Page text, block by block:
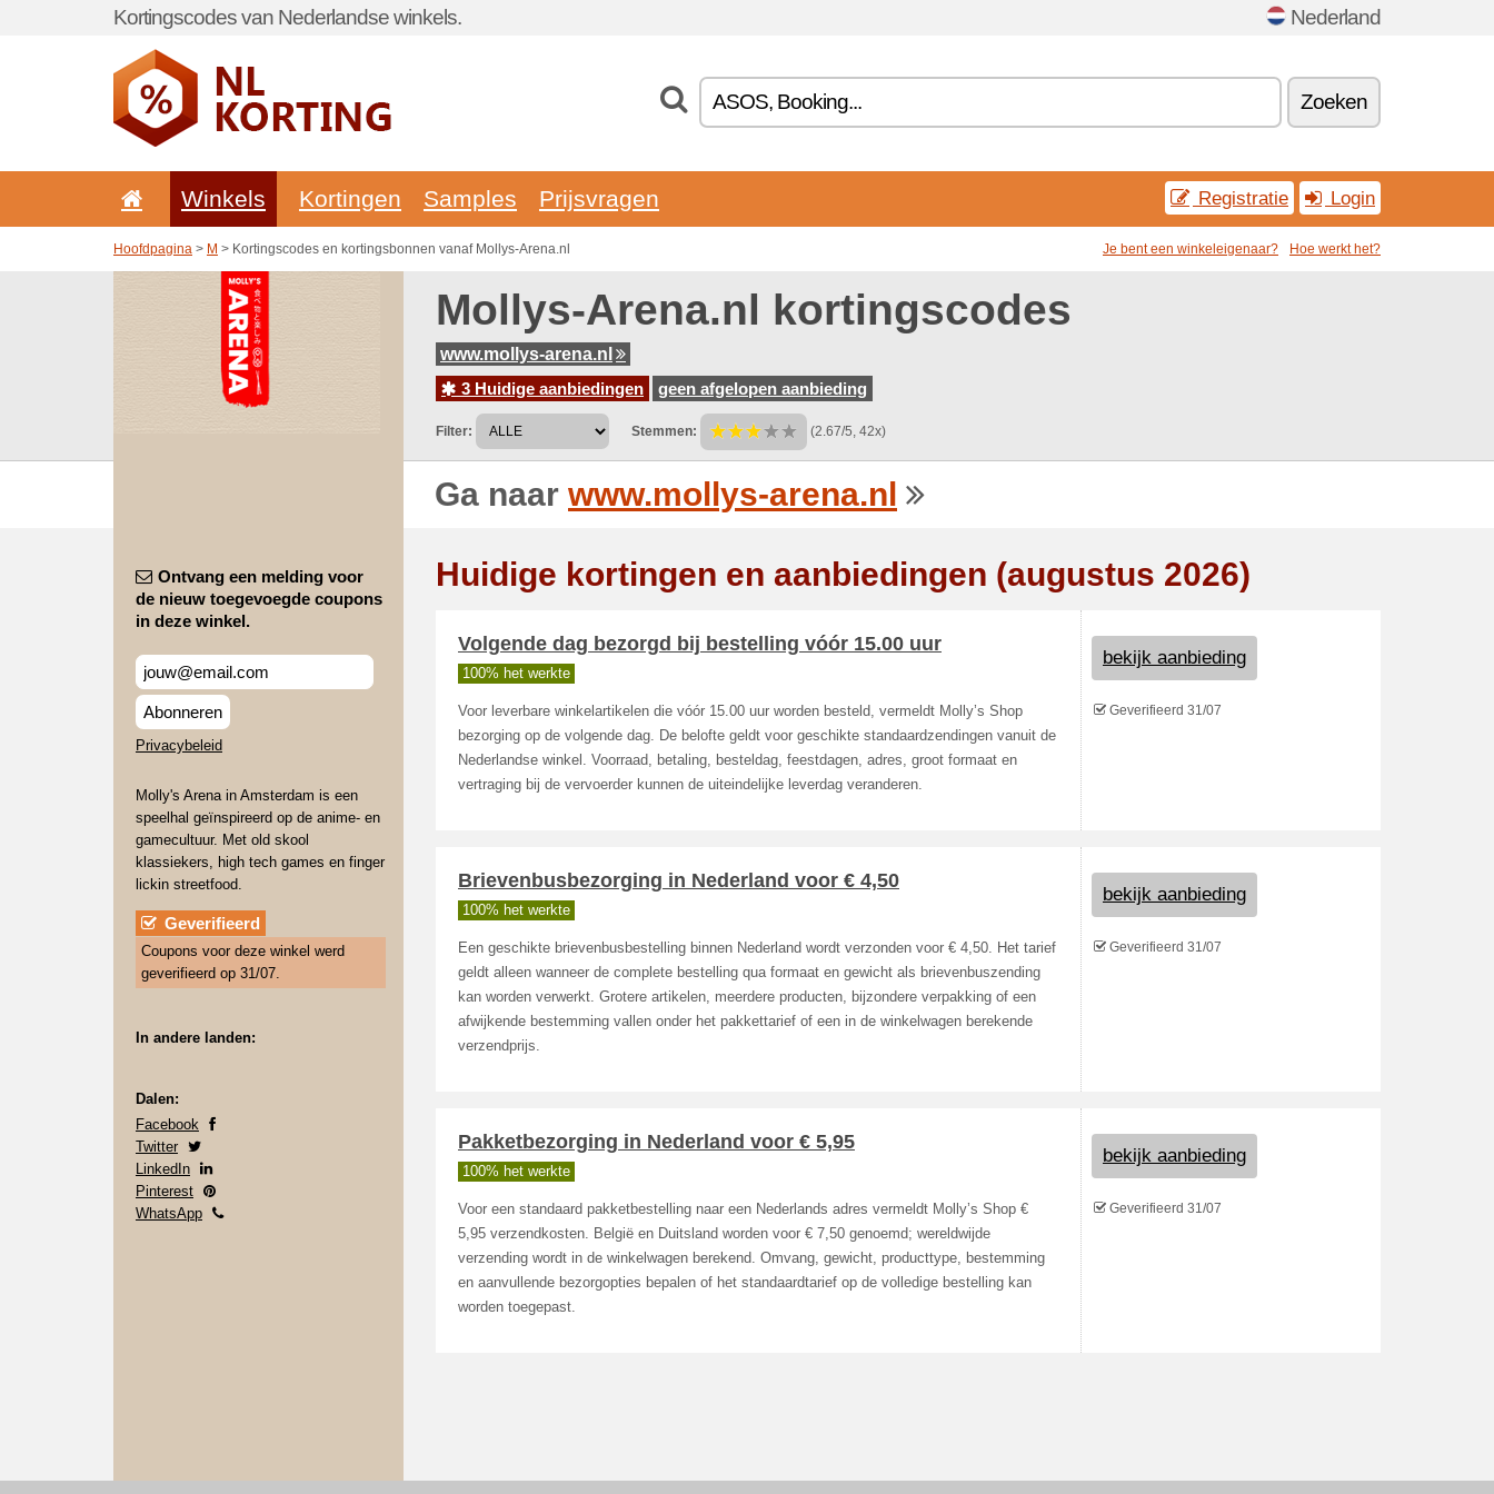
Kortingscodes van Nederlandse winkels. Nederland
Zoeken
Winkels Kortingen Samples Prijsvragen Registratie Login
Hoofdpagina > M > Kortingscodes en kortingsbonnen vanaf Mollys-Arena.nl Je bent een winkeleigenaar? Hoe werkt het?
Mollys-Arena.nl kortingscodes
www.mollys-arena.nl
3 Huidige aanbiedingen
geen afgelopen aanbieding
Filter: Stemmen: (2.67/5, 42x)
Ga naar www.mollys-arena.nl
Ontvang een melding voor
de nieuw toegevoegde coupons
in deze winkel.
Abonneren
Privacybeleid
Molly's Arena in Amsterdam is een
speelhal geïnspireerd op de anime- en
gamecultuur. Met old skool
klassiekers, high tech games en finger
lickin streetfood.
Geverifieerd
Coupons voor deze winkel werd
geverifieerd op 31/07.
In andere landen:
Dalen:
Facebook
Twitter
LinkedIn
Pinterest
WhatsApp
Huidige kortingen en aanbiedingen (augustus 2026)
Volgende dag bezorgd bij bestelling vóór 15.00 uur
100% het werkte
Voor leverbare winkelartikelen die vóór 15.00 uur worden besteld, vermeldt Molly’s Shop
bezorging op de volgende dag. De belofte geldt voor geschikte standaardzendingen vanuit de
Nederlandse winkel. Voorraad, betaling, besteldag, feestdagen, adres, groot formaat en
vertraging bij de vervoerder kunnen de uiteindelijke leverdag veranderen.
bekijk aanbieding
Geverifieerd 31/07
Brievenbusbezorging in Nederland voor € 4,50
100% het werkte
Een geschikte brievenbusbestelling binnen Nederland wordt verzonden voor € 4,50. Het tarief
geldt alleen wanneer de complete bestelling qua formaat en gewicht als brievenbuszending
kan worden verwerkt. Grotere artikelen, meerdere producten, bijzondere verpakking of een
afwijkende bestemming vallen onder het pakkettarief of een in de winkelwagen berekende
verzendprijs.
bekijk aanbieding
Geverifieerd 31/07
Pakketbezorging in Nederland voor € 5,95
100% het werkte
Voor een standaard pakketbestelling naar een Nederlands adres vermeldt Molly’s Shop €
5,95 verzendkosten. België en Duitsland worden voor € 7,50 genoemd; wereldwijde
verzending wordt in de winkelwagen berekend. Omvang, gewicht, producttype, bestemming
en aanvullende bezorgopties bepalen of het standaardtarief op de volledige bestelling kan
worden toegepast.
bekijk aanbieding
Geverifieerd 31/07